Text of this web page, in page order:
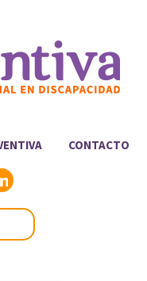
CONTACTO